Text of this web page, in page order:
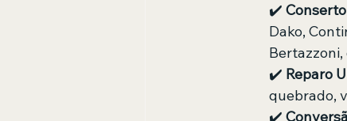
​✔️
Dako,
✔️ Reparo
quebrado,
✔️